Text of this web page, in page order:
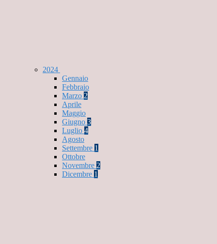
2024
Gennaio
Febbraio
Marzo 2
Aprile
Maggio
Giugno 3
Luglio 4
Agosto
Settembre 1
Ottobre
Novembre 2
Dicembre 1